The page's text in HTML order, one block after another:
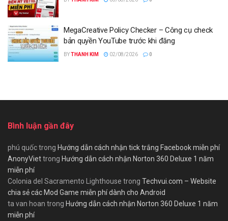
MegaCreative Policy Checker – Công cụ check
bản quyền YouTube trước khi đăng
BYTHANH KIM 02/08/2026 0
Bình luận gần đây
phú quốctrong Hướng dẫn cách nhận tick trắng Facebook miễn phí
AnonyViettrong Hướng dẫn cách nhận Norton 360 Deluxe 1 năm
miễn phí
Colonia del Sacramento Lighthouse trong Techvui.com – Website
chia sẻ các Mod Game miễn phí dành cho Android
ta van hoan trong Hướng dẫn cách nhận Norton 360 Deluxe 1 năm
miễn phí